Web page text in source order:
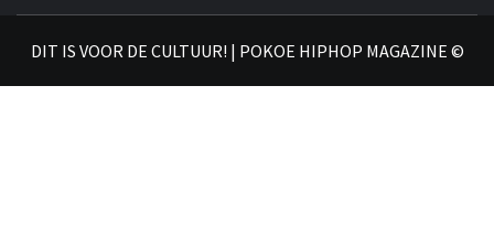
DIT IS VOOR DE CULTUUR! | POKOE HIPHOP MAGAZINE ©